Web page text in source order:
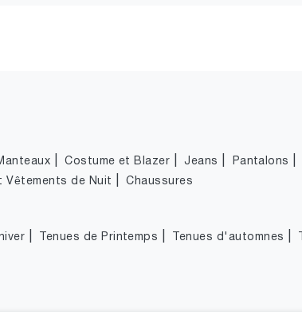
|Costume et Blazer |Jeans Pantalons
Vêtements de Nuit |Chaussures
Tenues de Printemps Tenues d'automnes